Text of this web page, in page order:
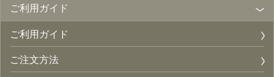
ご利用ガイド
ご利用ガイド
ご注文方法